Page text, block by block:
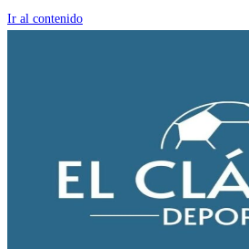
Ir al contenido